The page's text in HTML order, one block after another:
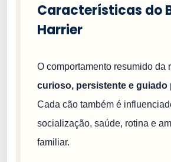
Características do
Harrier
O comportamento resumido da
curioso, persistente e guiado
Cada cão também é
socialização, saúde, rotina e
familiar.